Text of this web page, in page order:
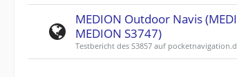
MEDION Outdoor Navis
MEDION S3747)
Testbericht des S3857 auf